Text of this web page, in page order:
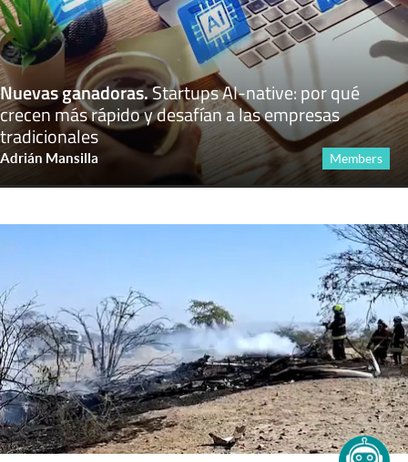
Nuevas ganadoras.Startups AI-native: por qué
crecen más rápido y desafían a las empresas
tradicionales
Adrián Mansilla Members